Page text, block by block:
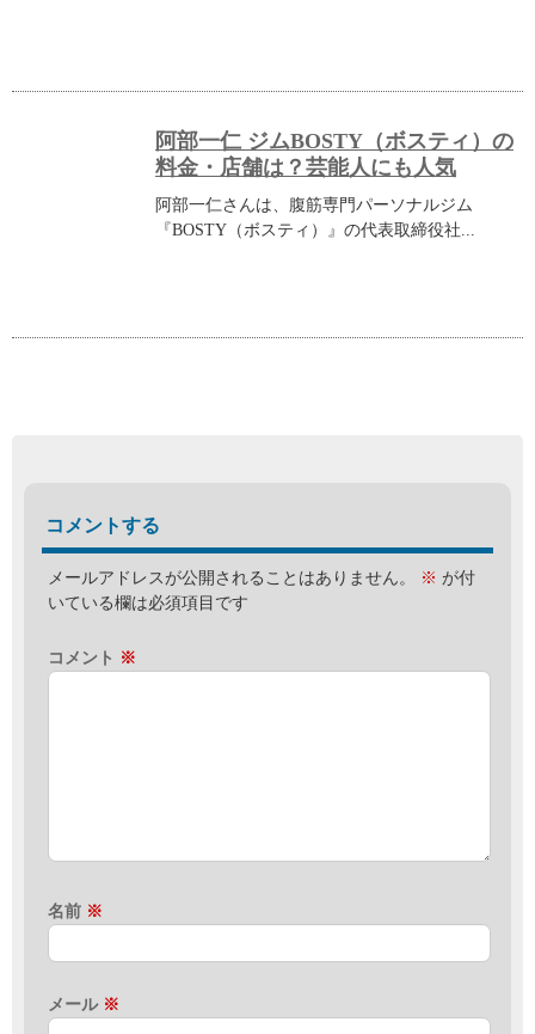
阿部一仁 ジムBOSTY（ボスティ）の
料金・店舗は？芸能人にも人気
阿部一仁さんは、腹筋専門パーソナルジム
『BOSTY（ボスティ）』の代表取締役社...
コメントする
メールアドレスが公開されることはありません。 ※ が付
いている欄は必須項目です
コメント ※
名前 ※
メール ※